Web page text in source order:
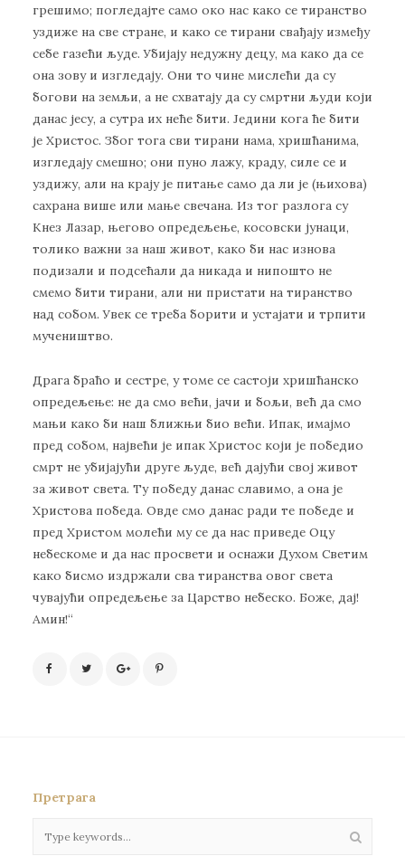
грешимо; погледајте само око нас како се тиранство
уздиже на све стране, и како се тирани свађају између
себе газећи људе. Убијају недужну децу, ма како да се
она зову и изгледају. Они то чине мислећи да су
богови на земљи, а не схватају да су смртни људи који
данас јесу, а сутра их неће бити. Једини кога ће бити
је Христос. Због тога сви тирани нама, хришћанима,
изгледају смешно; они пуно лажу, краду, силе се и
уздижу, али на крају је питање само да ли је (њихова)
сахрана више или мање свечана. Из тог разлога су
Кнез Лазар, његово опредељење, косовски јунаци,
толико важни за наш живот, како би нас изнова
подизали и подсећали да никада и нипошто не
смемо бити тирани, али ни пристати на тиранство
над собом. Увек се треба борити и устајати и трпити
мучеништво.
Драга браћо и сестре, у томе се састоји хришћанско
опредељење: не да смо већи, јачи и бољи, већ да смо
мањи како би наш ближњи био већи. Ипак, имајмо
пред собом, највећи је ипак Христос који је победио
смрт не убијајући друге људе, већ дајући свој живот
за живот света. Ту победу данас славимо, а она је
Христова победа. Овде смо данас ради те победе и
пред Христом молећи му се да нас приведе Оцу
небескоме и да нас просвети и оснажи Духом Светим
како бисмо издржали сва тиранства овог света
чувајући опредељење за Царство небеско. Боже, дај!
Амин!“
Претрага